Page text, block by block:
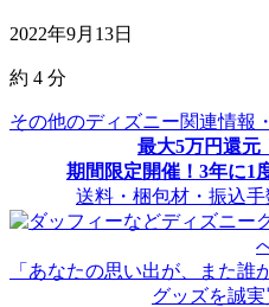
2022年9月13日
約 4 分
その他のディズニー関連情報
最大5万円還元
期間限定開催！3年に1
送料・梱包材・振込手
「あなたの思い出が、また
グッズを誠実